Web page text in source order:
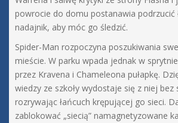
powrocie do domu postanawia podrzucić
nadajnik, aby móc go śledzić.
Spider-Man rozpoczyna poszukiwania
mieście. W parku wpada jednak w
przez Kravena i Chameleona pułapkę.
wiedzy ze szkoły wydostaje się z niej bez
rozrywając łańcuch krępującej go sieci.
zablokować „siecią” namagnetyzowane